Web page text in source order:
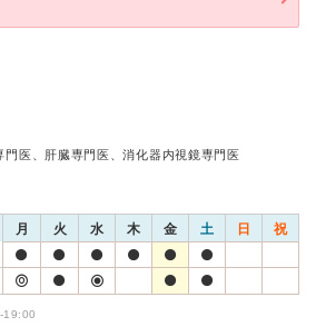
門医、肝臓専門医、消化器内視鏡専門医
月 火 水 木 金 土 日 祝
19:00